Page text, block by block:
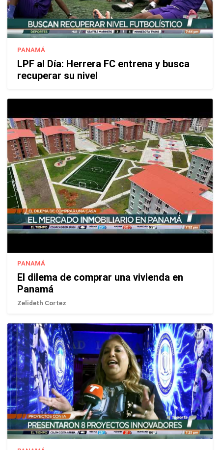
PANAMÁ
LPF al Día: Herrera FC entrena y busca
recuperar su nivel
PANAMÁ
El dilema de comprar una vivienda en
Panamá
Zelideth Cortez